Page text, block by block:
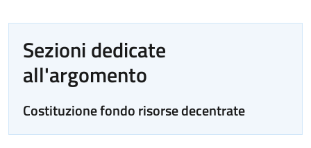
Sezioni dedicate
all'argomento
Costituzione fondo risorse decentrate